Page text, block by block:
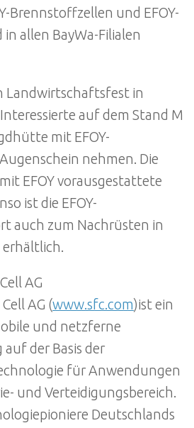
Brennstoffzellen und EFOY-
allen BayWa-Filialen
Landwirtschaftsfest in
auf dem Stand M
mit EFOY-
nehmen. Die
EFOY vorausgestattete
ist die EFOY-
auch zum Nachrüsten in
AG
AG (www.sfc.com)ist ein
und netzferne
der Basis der
für Anwendungen
und Verteidigungsbereich.
Deutschlands